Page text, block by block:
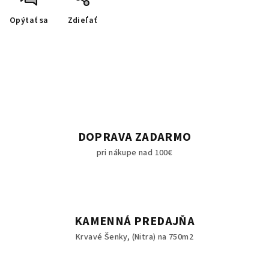
Opýtať sa Zdieľať
DOPRAVA ZADARMO
pri nákupe nad 100€
KAMENNÁ PREDAJŇA
Krvavé Šenky, (Nitra) na 750m2